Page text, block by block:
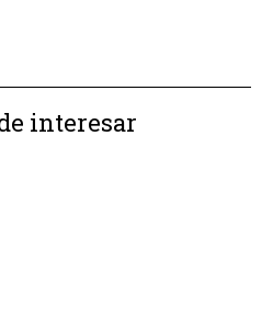
interesar